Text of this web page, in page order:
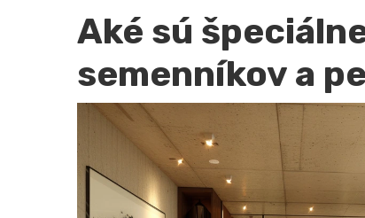
Aké sú
semenníkov a